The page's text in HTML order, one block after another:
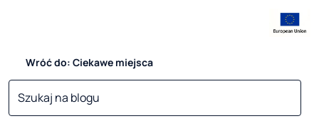
Wróć do: Ciekawe miejsca